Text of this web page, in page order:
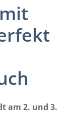
am 2. und 3.